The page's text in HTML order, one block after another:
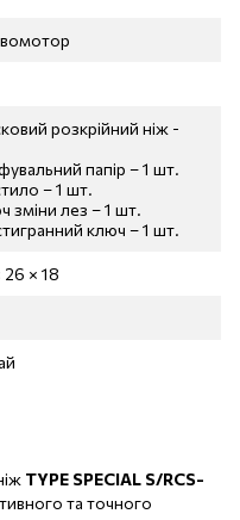
розкрійний ніж -
папір – 1 шт.
– 1 шт.
зміни лез – 1 шт.
ключ – 1 шт.
26 × 18
TYPE SPECIAL S/RCS-
та точного